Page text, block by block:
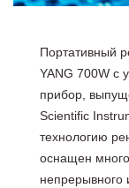
Портативный
YANG 700W с
прибор,
Scientific
технологию
оснащен
непрерывного